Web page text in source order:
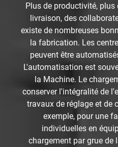
Plus de productivité, plus
livraison, des
existe de nombreuses
la fabrication. Les
peuvent être
L'automatisation est
la Machine. Le
conserver l'intégralité de
travaux de réglage et de
exemple, pour une
individuelles en
chargement par grue de